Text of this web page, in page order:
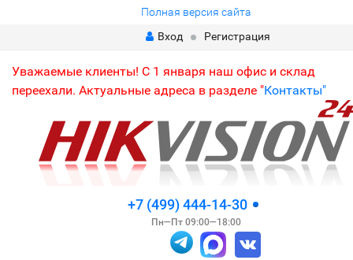
Полная версия сайта
Вход
Регистрация
Уважаемые клиенты! С 1 января наш офис и склад
переехали. Актуальные адреса в разделе "Контакты"
+7 (499) 444-14-30
Пн—Пт 09:00—18:00